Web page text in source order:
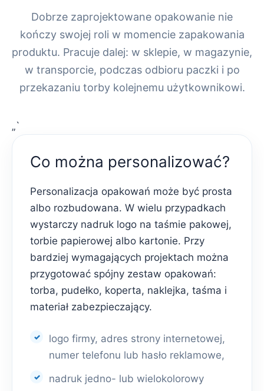
Dobrze zaprojektowane opakowanie nie
kończy swojej roli w momencie zapakowania
produktu. Pracuje dalej: w sklepie, w magazynie,
w transporcie, podczas odbioru paczki i po
przekazaniu torby kolejnemu użytkownikowi.
„`
Co można personalizować?
Personalizacja opakowań może być prosta
albo rozbudowana. W wielu przypadkach
wystarczy nadruk logo na taśmie pakowej,
torbie papierowej albo kartonie. Przy
bardziej wymagających projektach można
przygotować spójny zestaw opakowań:
torba, pudełko, koperta, naklejka, taśma i
materiał zabezpieczający.
logo firmy, adres strony internetowej,
numer telefonu lub hasło reklamowe,
nadruk jedno- lub wielokolorowy